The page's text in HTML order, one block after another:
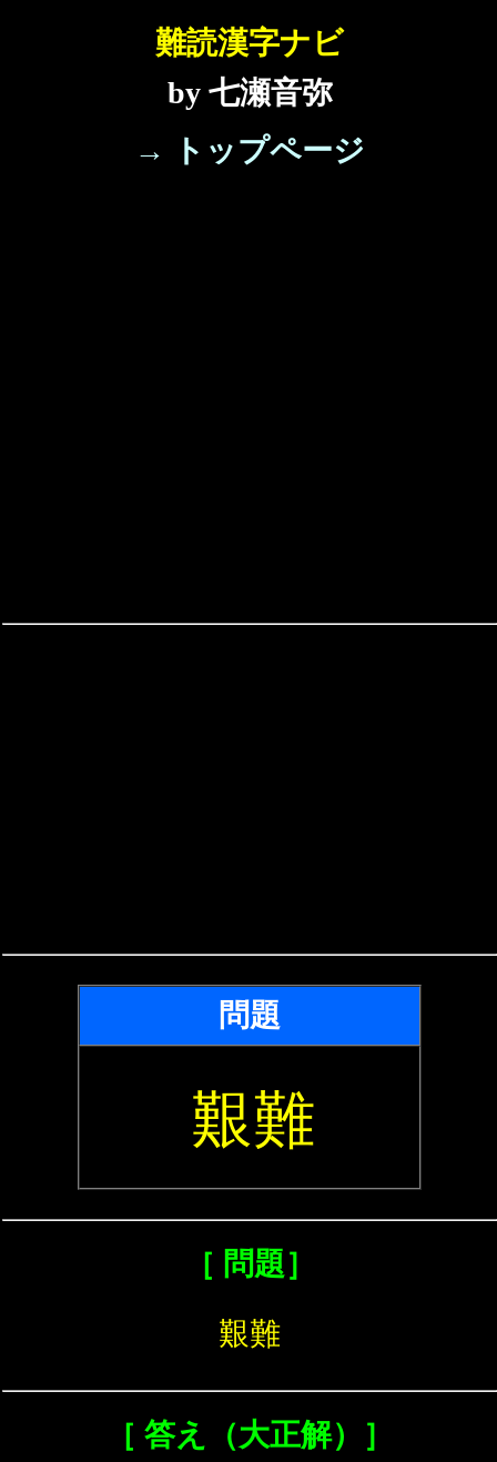
難読漢字ナビ
by 七瀬音弥
→ トップページ
問題
艱難
［ 問題］
艱難
［ 答え（大正解）］